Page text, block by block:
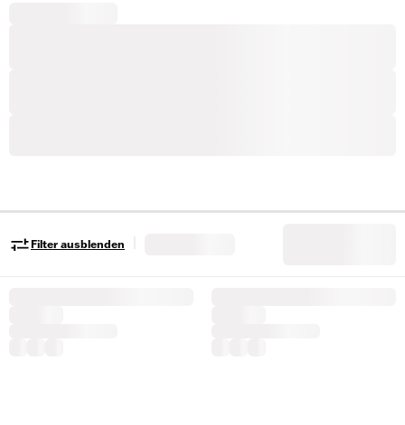
Filter ausblenden